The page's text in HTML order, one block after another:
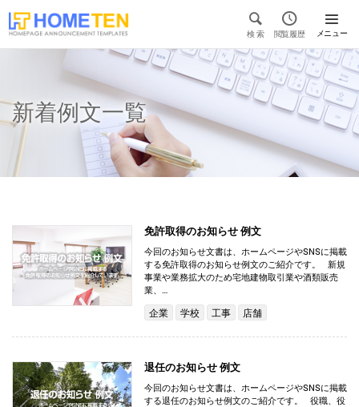

検 索

閲覧履歴 メニュー

新着例文一覧
免許取得のお知らせ 例文
今回のお知らせ文書は、ホームページやSNSに掲載
する免許取得のお知らせ例文のご紹介です。 新規
事業や業務拡大のため宅地建物取引業や酒類販売
業、…
企業 学校 工事 店舗
退任のお知らせ 例文
今回のお知らせ文書は、ホームページやSNSに掲載
する退任のお知らせ例文のご紹介です。 役職、役